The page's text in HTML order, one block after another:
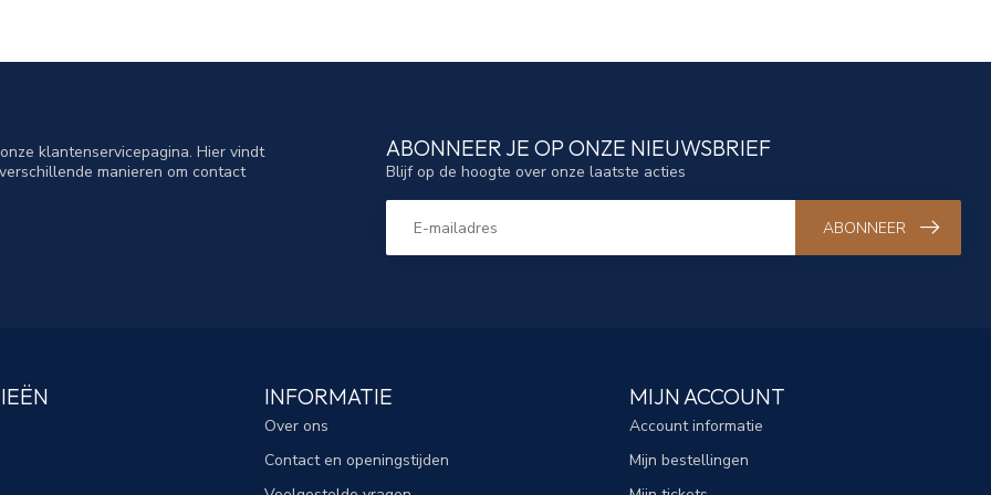
klantenservicepagina. Hier vindt
manieren om contact
ABONNEER JE OP ONZE NIEUWSBRIEF
Blijf op de hoogte over onze laatste acties
ABONNEER
INFORMATIE
Over ons
Contact en openingstijden
MIJN ACCOUNT
Account informatie
Mijn bestellingen